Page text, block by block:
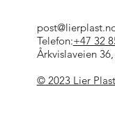
Telefon:+47 32
Årkvislaveien
© 2023 Lier